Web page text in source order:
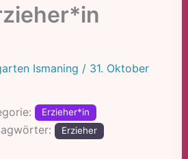
Ismaning / 31. Oktober
Erzieher*in
Erzieher